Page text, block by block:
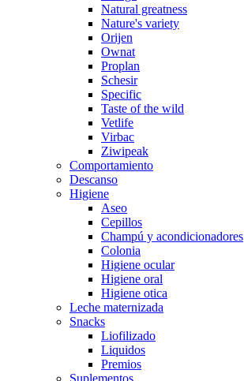
Natural greatness
Nature's variety
Orijen
Ownat
Proplan
Schesir
Specific
Taste of the wild
Vetlife
Virbac
Ziwipeak
Comportamiento
Descanso
Higiene
Aseo
Cepillos
Champú y acondicionadores
Colonia
Higiene ocular
Higiene oral
Higiene otica
Leche maternizada
Snacks
Liofilizado
Liquidos
Premios
Suplementos